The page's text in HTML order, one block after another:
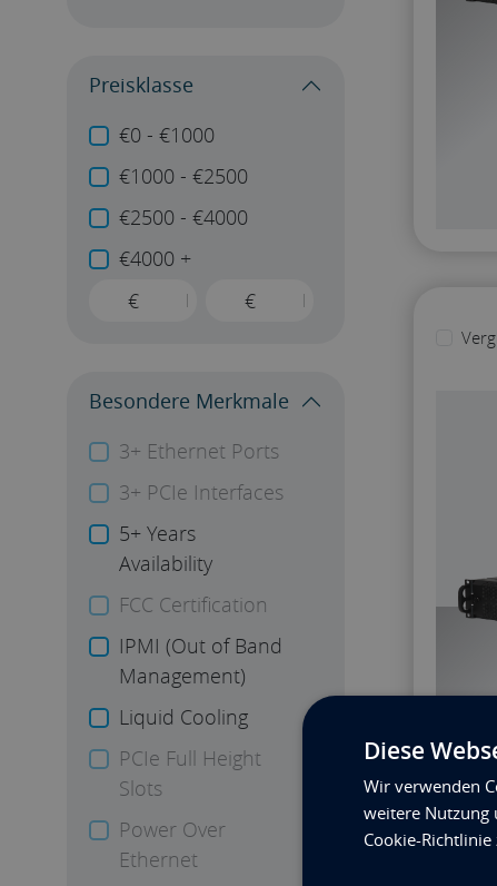
Preisklasse
€0 - €1000
€1000 - €2500
€2500 - €4000
€4000 +
€
€
Besondere Merkmale
3+ Ethernet Ports
3+ PCIe Interfaces
5+ Years
Availability
FCC Certification
IPMI (Out of Band
Management)
Liquid Cooling
PCIe Full Height
Slots
Power Over
Ethernet
Diese
Wir verwenden
weitere Nutzung
Cookie-Richtlinie